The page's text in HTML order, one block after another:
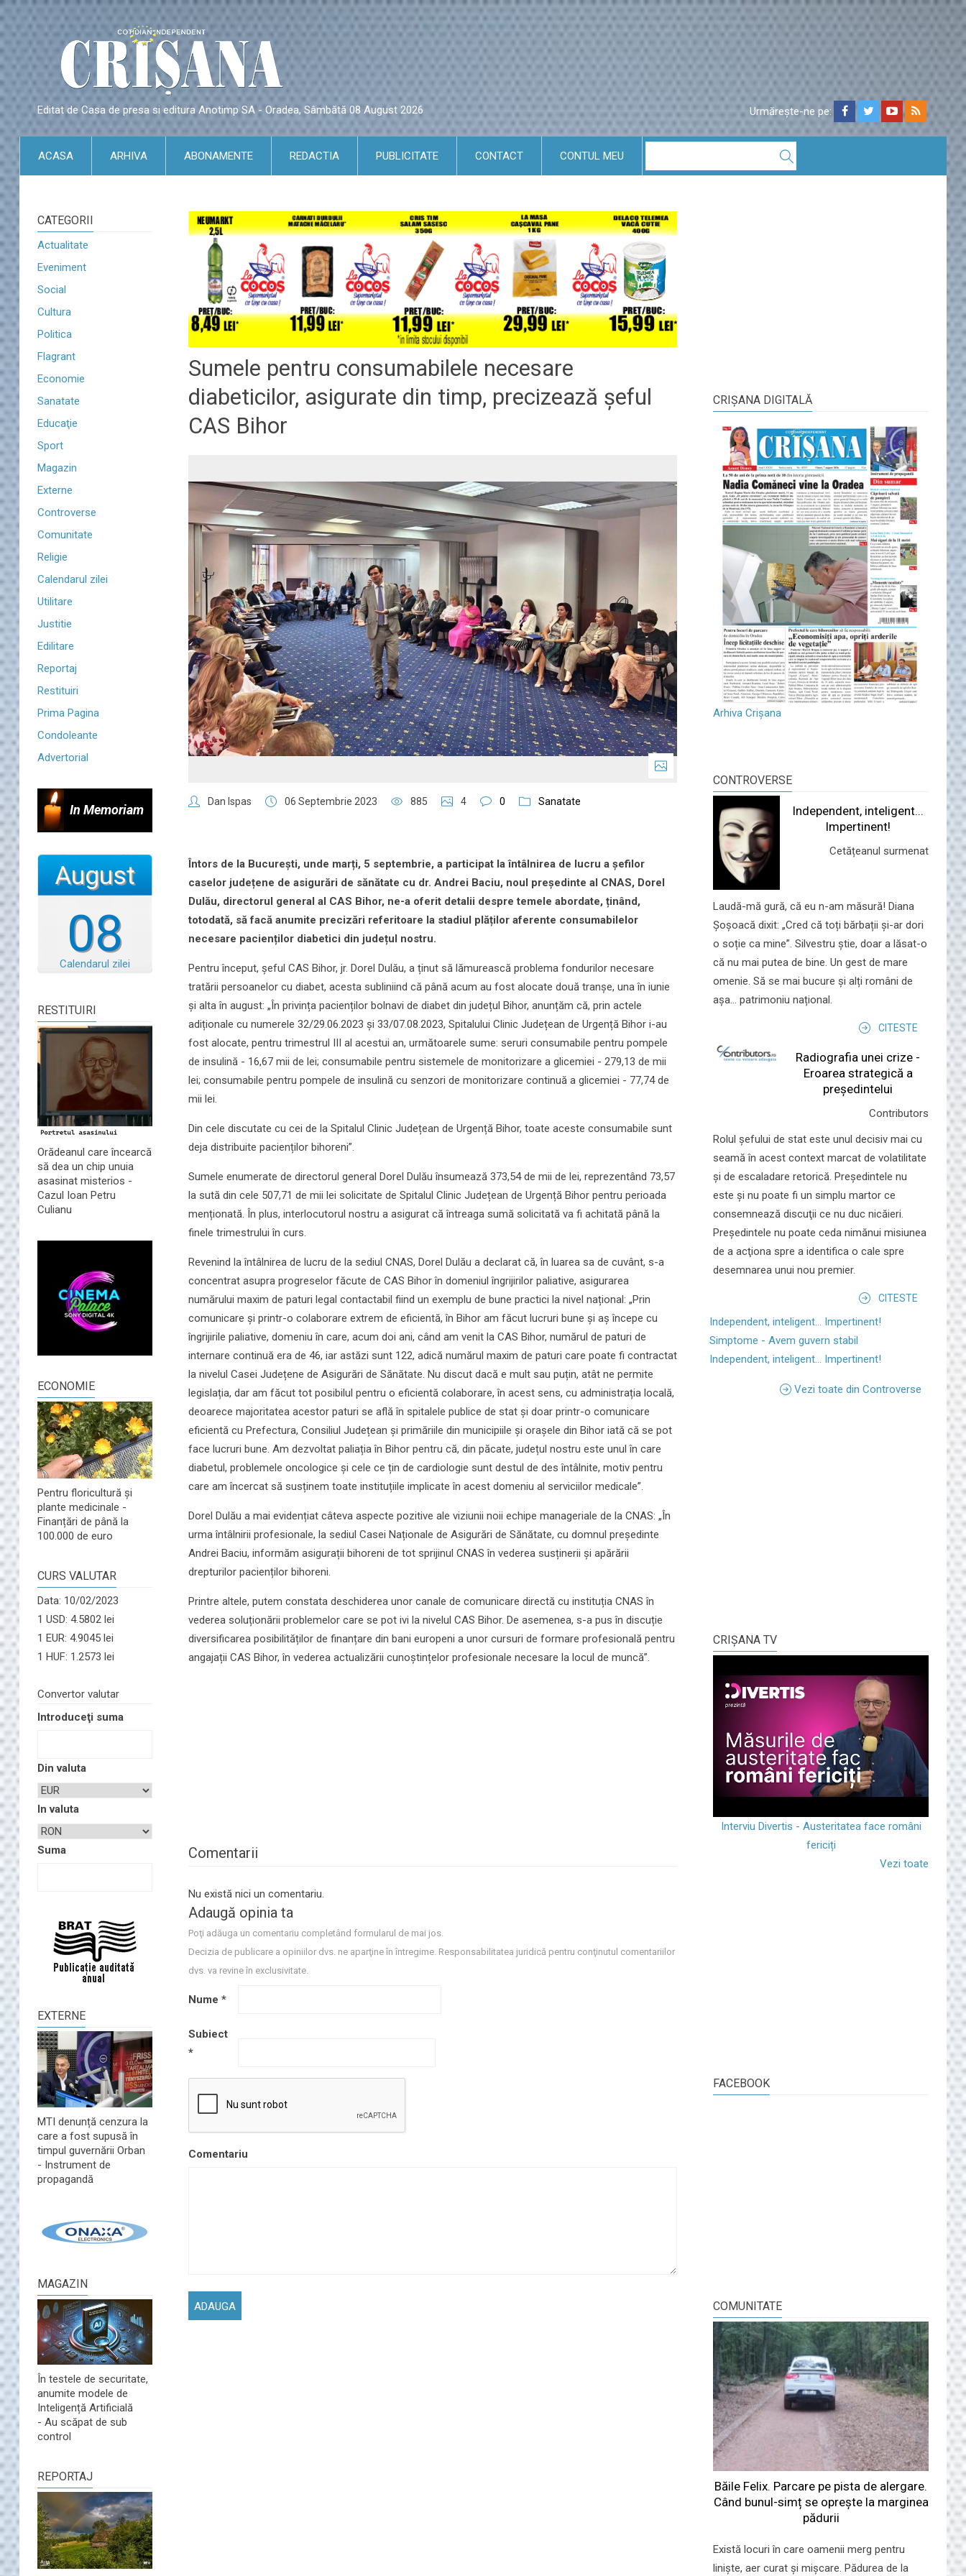
Editat de Casa de presa si editura Anotimp SA - Oradea, Sâmbătă 08 August 2026 Urmărește-ne pe:
ACASA ARHIVA ABONAMENTE REDACTIA PUBLICITATE CONTACT CONTUL MEU
CATEGORII
Actualitate
Eveniment
Social
Cultura
Politica
Flagrant
Economie
Sanatate
Educaţie
Sport
Magazin
Externe
Controverse
Comunitate
Religie
Calendarul zilei
Utilitare
Justitie
Edilitare
Reportaj
Restituiri
Prima Pagina
Condoleante
Advertorial
In Memoriam
08
August
Calendarul zilei
RESTITUIRI
Orădeanul care încearcă
să dea un chip unuia
asasinat misterios -
Cazul Ioan Petru
Culianu
ECONOMIE
Pentru floricultură și
plante medicinale -
Finanțări de până la
100.000 de euro
CURS VALUTAR
Data: 10/02/2023
1 USD: 4.5802 lei
1 EUR: 4.9045 lei
1 HUF: 1.2573 lei
Convertor valutar
Introduceţi suma
Din valuta
In valuta
Suma
EXTERNE
MTI denunță cenzura la
care a fost supusă în
timpul guvernării Orban
- Instrument de
propagandă
MAGAZIN
În testele de securitate,
anumite modele de
Inteligență Artificială
- Au scăpat de sub
control
REPORTAJ
Sumele pentru consumabilele necesare
diabeticilor, asigurate din timp, precizează șeful
CAS Bihor
Dan Ispas 06 Septembrie 2023 885 4 0 Sanatate
Întors de la București, unde marți, 5 septembrie, a participat la întâlnirea de lucru a șefilor
caselor județene de asigurări de sănătate cu dr. Andrei Baciu, noul președinte al CNAS, Dorel
Dulău, directorul general al CAS Bihor, ne-a oferit detalii despre temele abordate, ținând,
totodată, să facă anumite precizări referitoare la stadiul plăților aferente consumabilelor
necesare pacienților diabetici din județul nostru.
Pentru început, șeful CAS Bihor, jr. Dorel Dulău, a ținut să lămurească problema fondurilor necesare
tratării persoanelor cu diabet, acesta subliniind că până acum au fost alocate două tranșe, una în iunie
și alta în august: „În privința pacienților bolnavi de diabet din județul Bihor, anunțăm că, prin actele
adiționale cu numerele 32/29.06.2023 și 33/07.08.2023, Spitalului Clinic Județean de Urgență Bihor i-au
fost alocate, pentru trimestrul III al acestui an, următoarele sume: seruri consumabile pentru pompele
de insulină - 16,67 mii de lei; consumabile pentru sistemele de monitorizare a glicemiei - 279,13 de mii
lei; consumabile pentru pompele de insulină cu senzori de monitorizare continuă a glicemiei - 77,74 de
mii lei.
Din cele discutate cu cei de la Spitalul Clinic Județean de Urgență Bihor, toate aceste consumabile sunt
deja distribuite pacienților bihoreni”.
Sumele enumerate de directorul general Dorel Dulău însumează 373,54 de mii de lei, reprezentând 73,57
la sută din cele 507,71 de mii lei solicitate de Spitalul Clinic Județean de Urgență Bihor pentru perioada
menționată. În plus, interlocutorul nostru a asigurat că întreaga sumă solicitată va fi achitată până la
finele trimestrului în curs.
Revenind la întâlnirea de lucru de la sediul CNAS, Dorel Dulău a declarat că, în luarea sa de cuvânt, s-a
concentrat asupra progreselor făcute de CAS Bihor în domeniul îngrijirilor paliative, asigurarea
numărului maxim de paturi legal contactabil fiind un exemplu de bune practici la nivel național: „Prin
comunicare și printr-o colaborare extrem de eficientă, în Bihor am făcut lucruri bune și aș începe cu
îngrijirile paliative, domeniu în care, acum doi ani, când am venit la CAS Bihor, numărul de paturi de
internare continuă era de 46, iar astăzi sunt 122, adică numărul maxim de paturi care poate fi contractat
la nivelul Casei Județene de Asigurări de Sănătate. Nu discut dacă e mult sau puțin, atât ne permite
legislația, dar am făcut tot posibilul pentru o eficientă colaborare, în acest sens, cu administrația locală,
deoarece majoritatea acestor paturi se află în spitalele publice de stat și doar printr-o comunicare
eficientă cu Prefectura, Consiliul Județean și primăriile din municipiile și orașele din Bihor iată că se pot
face lucruri bune. Am dezvoltat paliația în Bihor pentru că, din păcate, județul nostru este unul în care
diabetul, problemele oncologice și cele ce țin de cardiologie sunt destul de des întâlnite, motiv pentru
care am încercat să susținem toate instituțiile implicate în acest domeniu al serviciilor medicale”.
Dorel Dulău a mai evidențiat câteva aspecte pozitive ale viziunii noii echipe manageriale de la CNAS: „În
urma întâlnirii profesionale, la sediul Casei Naționale de Asigurări de Sănătate, cu domnul președinte
Andrei Baciu, informăm asigurații bihoreni de tot sprijinul CNAS în vederea susținerii și apărării
drepturilor pacienților bihoreni.
Printre altele, putem constata deschiderea unor canale de comunicare directă cu instituția CNAS în
vederea soluționării problemelor care se pot ivi la nivelul CAS Bihor. De asemenea, s-a pus în discuție
diversificarea posibilităților de finanțare din bani europeni a unor cursuri de formare profesională pentru
angajații CAS Bihor, în vederea actualizării cunoștințelor profesionale necesare la locul de muncă”.
Comentarii
Nu există nici un comentariu.
Adaugă opinia ta
Poţi adăuga un comentariu completând formularul de mai jos.
Decizia de publicare a opiniilor dvs. ne aparţine în întregime. Responsabilitatea juridică pentru conţinutul comentariilor
dvs. va revine în exclusivitate.
Nume *
Subiect
*
Comentariu
CRIŞANA DIGITALĂ
Arhiva Crișana
CONTROVERSE
Independent, inteligent...
Impertinent!
Cetățeanul surmenat
Laudă-mă gură, că eu n-am măsură! Diana
Șoșoacă dixit: „Cred că toți bărbații și-ar dori
o soție ca mine”. Silvestru știe, doar a lăsat-o
că nu mai putea de bine. Un gest de mare
omenie. Să se mai bucure și alți români de
așa... patrimoniu național.
CITESTE
Radiografia unei crize -
Eroarea strategică a
președintelui
Contributors
Rolul şefului de stat este unul decisiv mai cu
seamă în acest context marcat de volatilitate
şi de escaladare retorică. Preşedintele nu
este şi nu poate fi un simplu martor ce
consemnează discuţii ce nu duc nicăieri.
Preşedintele nu poate ceda nimănui misiunea
de a acţiona spre a identifica o cale spre
desemnarea unui nou premier.
CITESTE
Independent, inteligent... Impertinent!
Simptome - Avem guvern stabil
Independent, inteligent... Impertinent!
Vezi toate din Controverse
CRIŞANA TV
Interviu Divertis - Austeritatea face români
fericiți
Vezi toate
FACEBOOK
COMUNITATE
Băile Felix. Parcare pe pista de alergare.
Când bunul-simț se oprește la marginea
pădurii
Există locuri în care oamenii merg pentru
liniște, aer curat și mișcare. Pădurea de la